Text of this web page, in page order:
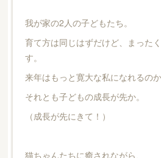
我が家の2人の子どもたち。
育て方は同じはずだけど、まった
す。
来年はもっと寛大な私になれるのか
それとも子どもの成長が先か。
（成長が先にきて！）
猫ちゃんたちに癒されながら、